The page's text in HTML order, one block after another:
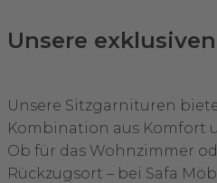
Unsere
Unsere Sitzgarnituren
Kombination aus Komfort
Ob für das Wohnzimmer
Rückzugsort – bei Safa